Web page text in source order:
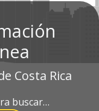
Costa Rica
buscar…